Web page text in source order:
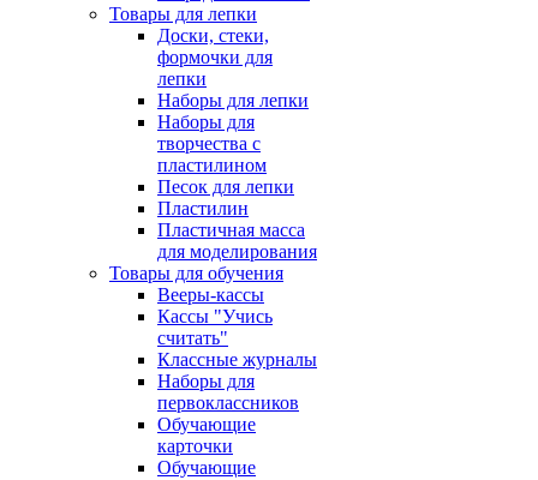
Товары для лепки
Доски, стеки,
формочки для
лепки
Наборы для лепки
Наборы для
творчества с
пластилином
Песок для лепки
Пластилин
Пластичная масса
для моделирования
Товары для обучения
Вееры-кассы
Кассы "Учись
считать"
Классные журналы
Наборы для
первоклассников
Обучающие
карточки
Обучающие